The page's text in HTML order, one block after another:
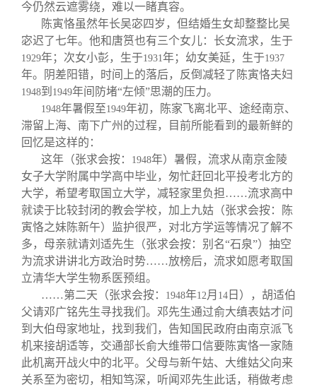
今仍然云遮雾绕，难以一睹真容。
陈寅恪虽然年长吴宓四岁，但结婚生女却整整比吴
宓迟了七年。他和唐筼也有三个女儿：长女流求，生于
1929年；次女小彭，生于1931年；幼女美延，生于1937
年。阴差阳错，时间上的落后，反倒减轻了陈寅恪夫妇
1948到 1949年间防堵“左倾”思潮的压力。
1948年暑假至1949年初，陈家飞离北平、途经南京、
滞留上海、南下广州的过程，目前所能看到的最新鲜的
回忆是这样的：
这年（张求会按：
1948年）暑假，流求从南京金陵
女子大学附属中学高中毕业，匆忙赶回北平投考北方的
大学，希望考取国立大学，减轻家里负担……流求高中
就读于比较封闭的教会学校，加上九姑（张求会按：陈
寅恪之妹陈新午）监护很严，对北方学运等情况了解不
多，母亲就请刘适先生（张求会按：别名“石泉”）抽空
为流求讲讲北方政治时势……放榜后，流求如愿考取国
立清华大学生物系医预组。
……第二天（张求会按：
1948年12 月 14 日），胡适伯
父请邓广铭先生寻找我们。邓先生通过俞大缜表姑才问
到大伯母家地址，找到我们，告知国民政府由南京派飞
机来接胡适等，交通部长俞大维带口信要陈寅恪一家随
此机离开战火中的北平。父母与新午姑、大维姑父向来
关系至为密切，相知笃深，听闻邓先生此话，稍做考虑